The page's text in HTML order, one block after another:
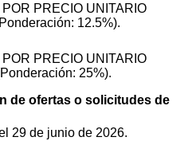
PRECIO UNITARIO
12.5%).
PRECIO UNITARIO
25%).
de ofertas o solicitudes de
29 de junio de 2026.